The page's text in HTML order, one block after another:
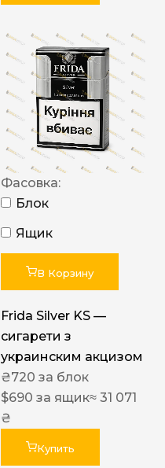
Фасовка:
Блок
Ящик
В Корзину
Frida Silver KS —
сигарети з
украинским акцизом
₴720 за блок
$690 за ящик≈ 31 071
₴
Купить